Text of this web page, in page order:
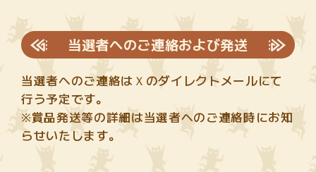
当選者へのご連絡および発送
当選者へのご連絡はＸのダイレクトメールにて
行う予定です。
※賞品発送等の詳細は当選者へのご連絡時にお知
らせいたします。